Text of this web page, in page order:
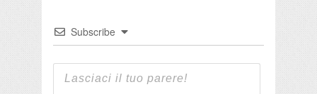
Subscribe